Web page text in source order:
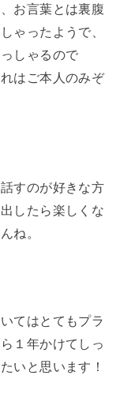
お言葉とは裏腹
ゃったようで、
しゃるので
はご本人のみぞ
すのが好きな方
したら楽しくな
ね。
てはとてもプラ
１年かけてしっ
いと思います！